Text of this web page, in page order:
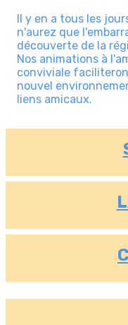
Il y en a tous les
n'aurez que
découverte de la
Nos animations à
conviviale
nouvel
liens amicaux.